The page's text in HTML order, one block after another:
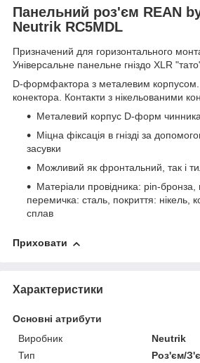
Панельний роз'єм REAN
Neutrik RC5MDL
Призначений для горизонтального
Універсальне панельне гніздо XLR
D-формфактора з металевим корпусом.
конектора. Контакти з нікельованими
Металевий корпус D-форм
Міцна фіксація в гнізді за
засувки
Можливий як фронтальний, так і
Матеріали провідника: pin-
перемичка: сталь, покриття: нікель,
сплав
Приховати
Характеристики
Основні атрибути
Виробник
Neutrik
Тип
Роз'єм/